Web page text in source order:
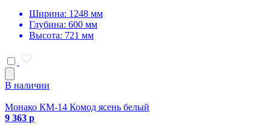
Ширина: 1248 мм
Глубина: 600 мм
Высота: 721 мм
В наличии
Монако КМ-14 Комод ясень белый
9 363 р